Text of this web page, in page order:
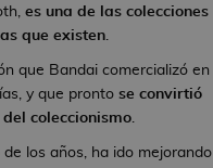
e
V
j
es una de las colecciones
que existen.
que Bandai comercializó en
y que pronto se convirtió
del coleccionismo.
de los años, ha ido mejorando